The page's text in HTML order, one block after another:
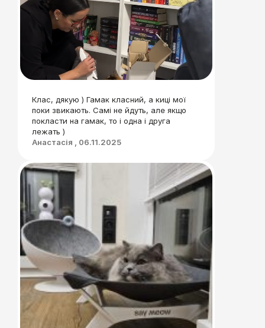
Клас, дякую ) Гамак класний, а киці мої
поки звикають. Самі не йдуть, але якщо
покласти на гамак, то і одна і друга
лежать )
Анастасія , 06.11.2025